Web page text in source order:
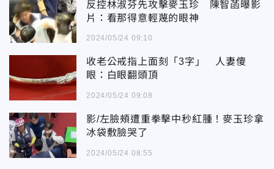
反控林淑芬先攻擊麥玉珍 陳智菡曝影
片：看那得意輕蔑的眼神
2024/05/24 09:10
收老公戒指上面刻「3字」 人妻傻
眼：白眼翻頭頂
2024/05/24 09:08
影/左臉頰遭重拳擊中秒紅腫！麥玉珍拿
冰袋敷臉哭了
2024/05/24 08:55